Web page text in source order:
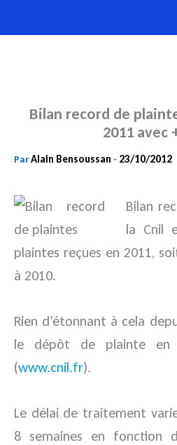
au
Bilan record de
2011 avec
ParAlain Bensoussan - 23/10/2012
Bilan
la Cnil
plaintes reçues en 2011,
à 2010.
Rien d’étonnant à cela
le dépôt de plainte en
(www.cnil.fr).
Le délai de traitement
8 semaines en fonction